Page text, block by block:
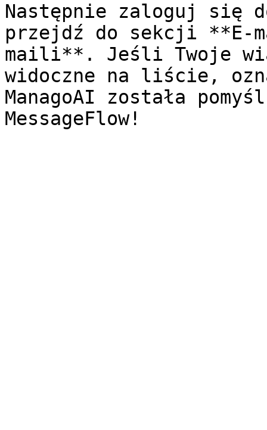
Następnie zaloguj się
przejdź do sekcji **E-
maili**. Jeśli Twoje
widoczne na liście,
ManagoAI została